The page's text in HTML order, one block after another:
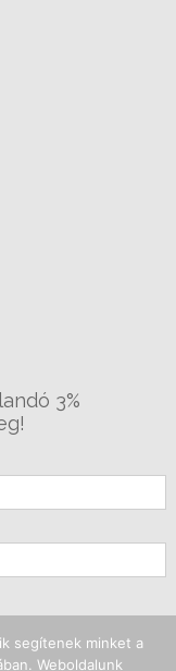
3%
segítenek minket a
Weboldalunk